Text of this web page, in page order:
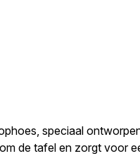
speciaal
de tafel en zorgt voor